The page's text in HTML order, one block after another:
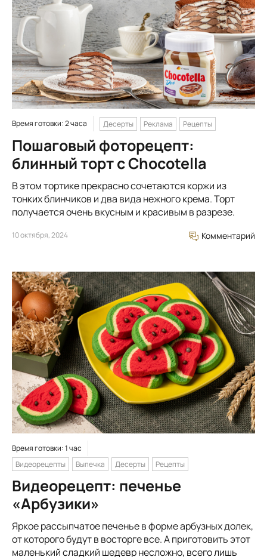
Время готовки: 2 часа Десерты Реклама Рецепты
Пошаговый фоторецепт:
блинный торт с Chocotella
В этом тортике прекрасно сочетаются коржи из
тонких блинчиков и два вида нежного крема. Торт
получается очень вкусным и красивым в разрезе.
10 октября, 2024 Комментарий
Время готовки: 1 час
Видеорецепты
Выпечка Десерты Рецепты
Видеорецепт: печенье
«Арбузики»
Яркое рассыпчатое печенье в форме арбузных долек,
от которого будут в восторге все. А приготовить этот
маленький сладкий шедевр несложно, всего лишь